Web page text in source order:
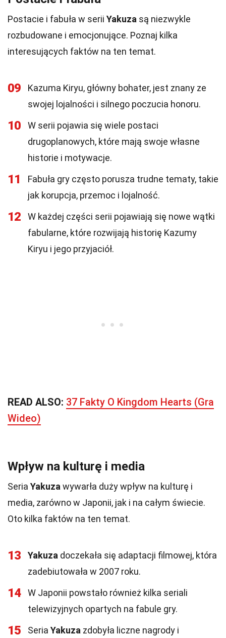
Postacie i fabuła w serii Yakuza są niezwykle
rozbudowane i emocjonujące. Poznaj kilka
interesujących faktów na ten temat.
09
Kazuma Kiryu, główny bohater, jest znany ze
swojej lojalności i silnego poczucia honoru.
10
W serii pojawia się wiele postaci
drugoplanowych, które mają swoje własne
historie i motywacje.
11
Fabuła gry często porusza trudne tematy, takie
jak korupcja, przemoc i lojalność.
12
W każdej części serii pojawiają się nowe wątki
fabularne, które rozwijają historię Kazumy
Kiryu i jego przyjaciół.
READ ALSO: 37 Fakty O Kingdom Hearts (Gra
Wideo)
Wpływ na kulturę i media
Seria Yakuza wywarła duży wpływ na kulturę i
media, zarówno w Japonii, jak i na całym świecie.
Oto kilka faktów na ten temat.
13 Yakuza doczekała się adaptacji filmowej, która
zadebiutowała w 2007 roku.
14
W Japonii powstało również kilka seriali
telewizyjnych opartych na fabule gry.
15 Seria Yakuza zdobyła liczne nagrody i